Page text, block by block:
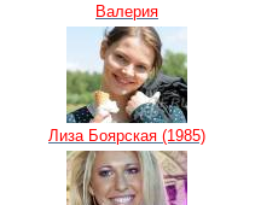
Валерия
Лиза Боярская (1985)